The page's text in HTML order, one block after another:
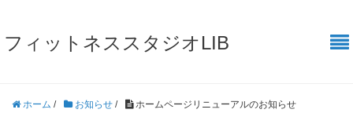
フィットネススタジオLIB
ホーム / お知らせ / ホームページリニューアルのお知らせ